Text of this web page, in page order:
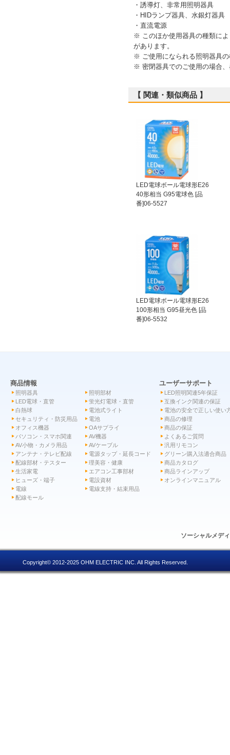
・誘導灯、非常用照明器具
・HIDランプ器具、水銀灯器具
・直流電源
※ このほか使用器具の種類に
があります。
※ ご使用になられる照明器具
※ 密閉器具でのご使用の場合
【 関連・類似商品 】
LED電球ボール電球形E26
40形相当 G95電球色 [品
番]06-5527
LED電球ボール電球形E26
100形相当 G95昼光色 [品
番]06-5532
商品情報
照明器具
照明部材
LED電球・直管
蛍光灯電球・直管
白熱球
電池式ライト
セキュリティ・防災用品
電池
オフィス機器
OAサプライ
パソコン・スマホ関連
AV機器
AV小物・カメラ用品
AVケーブル
アンテナ・テレビ配線
電源タップ・延長コード
配線部材・テスター
理美容・健康
生活家電
エアコン工事部材
ヒューズ・端子
電設資材
電線
電線支持・結束用品
配線モール
ユーザーサポート
LED照明関連5年保証
互換インク関連の保証
電池の安全で正しい使い
商品の修理
商品の保証
よくあるご質問
汎用リモコン
グリーン購入法適合商品
商品カタログ
商品ラインアップ
オンラインマニュアル
ソーシャルメデ
Copyright© 2012-2025 OHM ELECTRIC INC. All Rights Reserved.